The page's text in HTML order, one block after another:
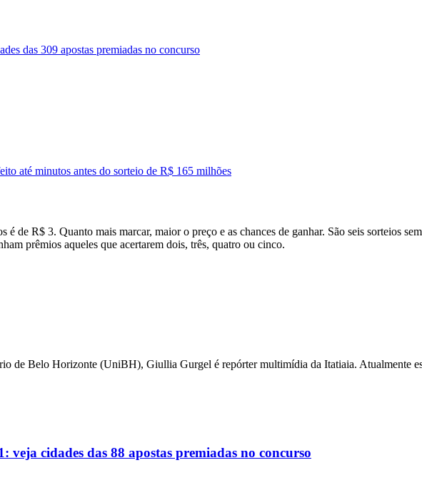
das 309 apostas premiadas no concurso
até minutos antes do sorteio de R$ 165 milhões
de R$ 3. Quanto mais marcar, maior o preço e as chances de ganhar. São seis sorteios
prêmios aqueles que acertarem dois, três, quatro ou cinco.
de Belo Horizonte (UniBH), Giullia Gurgel é repórter multimídia da Itatiaia. Atualmente
veja cidades das 88 apostas premiadas no concurso